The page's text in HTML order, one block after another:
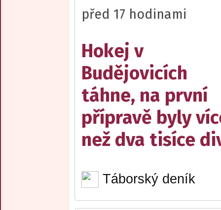
před 17 hodinami
Hokej v
Budějovicích
táhne, na první
přípravě byly
než dva tisíce
Táborský deník